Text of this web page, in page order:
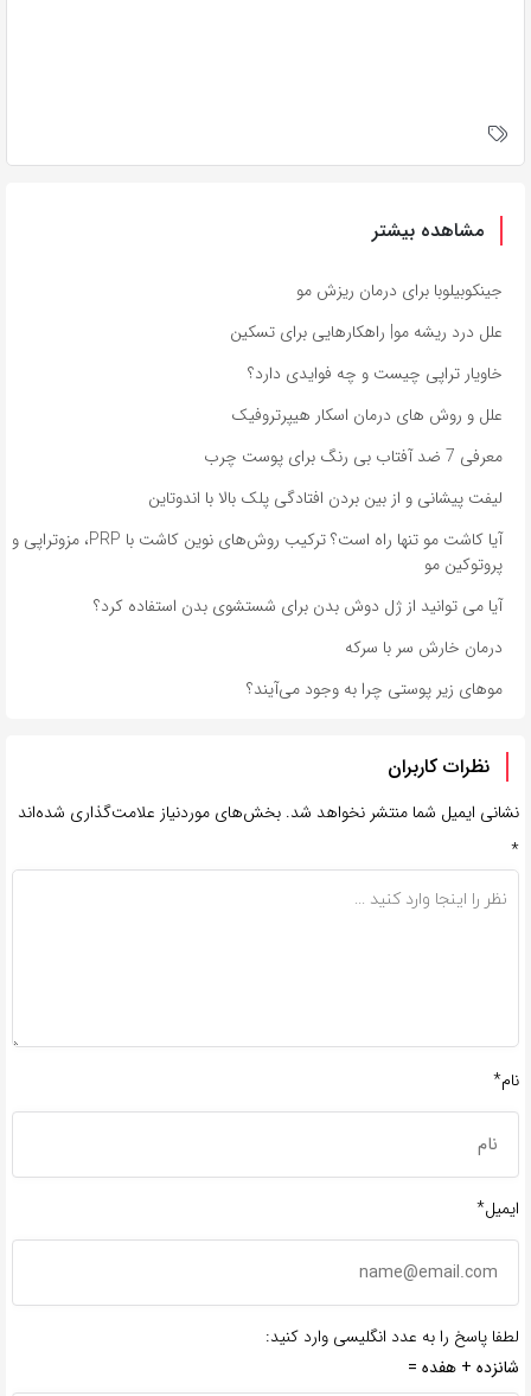
مشاهده بیشتر
جینکوبیلوبا برای درمان ریزش مو
علل درد ریشه مو| راهکارهایی برای تسکین
خاویار تراپی چیست و چه فوایدی دارد؟
علل و روش های درمان اسکار هیپرتروفیک
معرفی 7 ضد آفتاب بی رنگ برای پوست چرب
لیفت پیشانی و از بین بردن افتادگی پلک بالا با اندوتاین
آیا کاشت مو تنها راه است؟ ترکیب روش‌های نوین کاشت با PRP، مزوتراپی و
پروتوکین مو
آیا می توانید از ژل دوش بدن برای شستشوی بدن استفاده کرد؟
درمان خارش سر با سرکه
مو‌های زیر پوستی چرا به وجود می‌آیند؟
نظرات کاربران
نشانی ایمیل شما منتشر نخواهد شد. بخش‌های موردنیاز علامت‌گذاری شده‌اند
*
نام*
ایمیل*
لطفا پاسخ را به عدد انگلیسی وارد کنید:
شانزده + هفده =